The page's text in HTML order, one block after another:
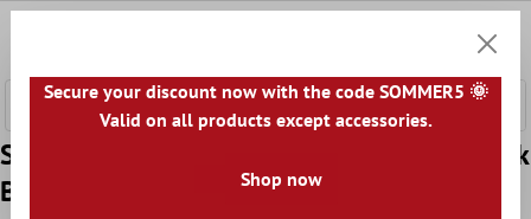
Sample Mozaïektegel Glas Marmer Quebeck
Bruin Mix
Secure your discount now with the code SOMMER5 🌞
Valid on all products except accessories.
Shop now